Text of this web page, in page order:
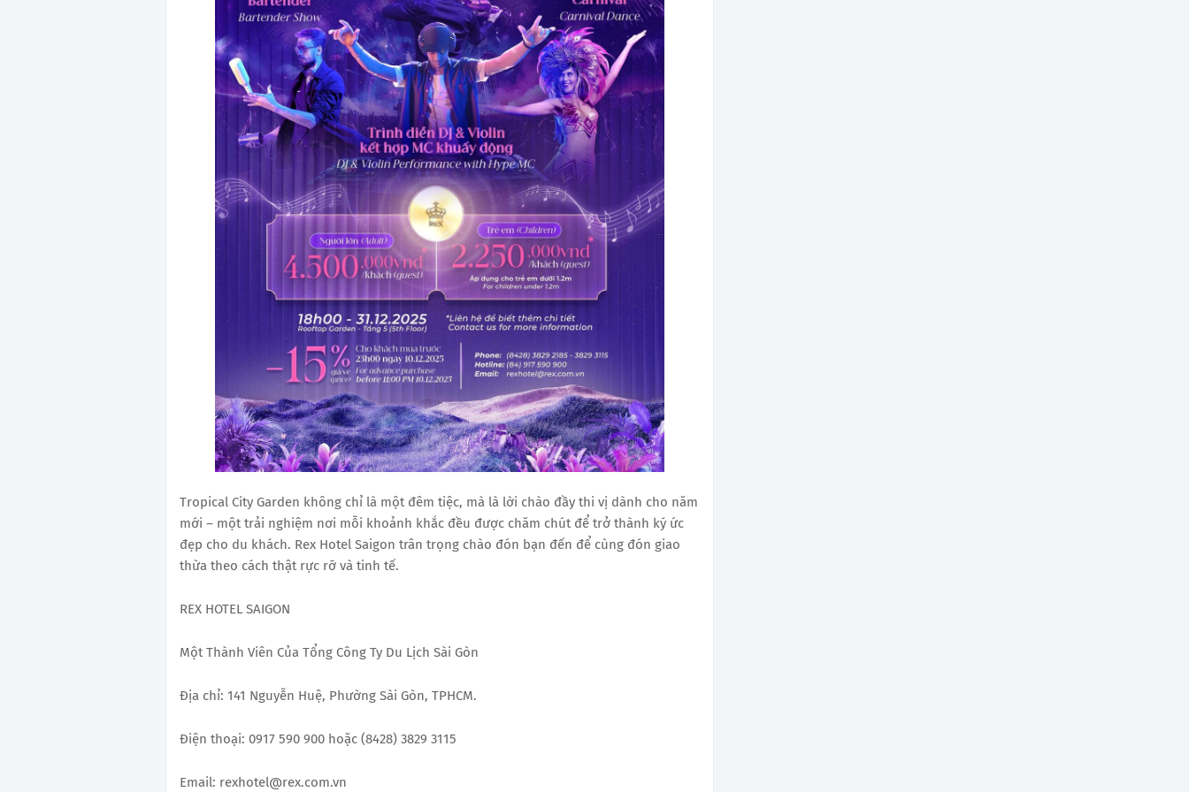
Tropical City Garden không chỉ là một đêm tiệc, mà là lời chào đầy thi vị dành cho năm
mới – một trải nghiệm nơi mỗi khoảnh khắc đều được chăm chút để trở thành ký ức
đẹp cho du khách. Rex Hotel Saigon trân trọng chào đón bạn đến để cùng đón giao
thừa theo cách thật rực rỡ và tinh tế.
REX HOTEL SAIGON
Một Thành Viên Của Tổng Công Ty Du Lịch Sài Gòn
Địa chỉ: 141 Nguyễn Huệ, Phường Sài Gòn, TPHCM.
Điện thoại: 0917 590 900 hoặc (8428) 3829 3115
Email: rexhotel@rex.com.vn